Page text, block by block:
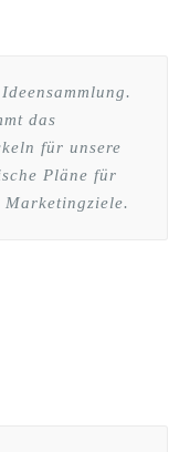
das
für unsere
Pläne für